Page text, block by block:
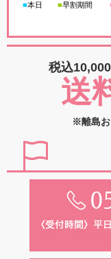
■本日 ■早割期間
税込
送
※離島お